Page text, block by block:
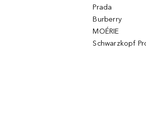
Prada
Burberry
MOÉRIE
Schwarzkopf